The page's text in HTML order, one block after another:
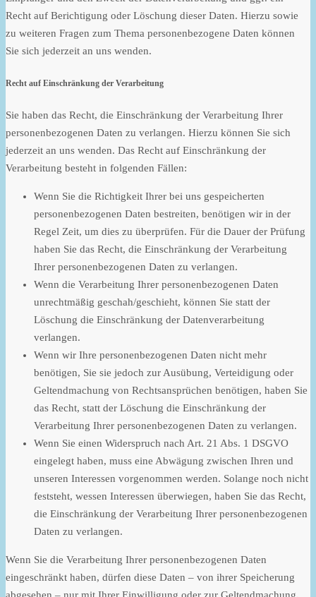
Recht auf Berichtigung oder Löschung dieser Daten. Hierzu sowie
zu weiteren Fragen zum Thema personenbezogene Daten können
Sie sich jederzeit an uns wenden.
Recht auf Einschränkung der Verarbeitung
Sie haben das Recht, die Einschränkung der Verarbeitung Ihrer
personenbezogenen Daten zu verlangen. Hierzu können Sie sich
jederzeit an uns wenden. Das Recht auf Einschränkung der
Verarbeitung besteht in folgenden Fällen:
Wenn Sie die Richtigkeit Ihrer bei uns gespeicherten
personenbezogenen Daten bestreiten, benötigen wir in der
Regel Zeit, um dies zu überprüfen. Für die Dauer der Prüfung
haben Sie das Recht, die Einschränkung der Verarbeitung
Ihrer personenbezogenen Daten zu verlangen.
Wenn die Verarbeitung Ihrer personenbezogenen Daten
unrechtmäßig geschah/geschieht, können Sie statt der
Löschung die Einschränkung der Datenverarbeitung
verlangen.
Wenn wir Ihre personenbezogenen Daten nicht mehr
benötigen, Sie sie jedoch zur Ausübung, Verteidigung oder
Geltendmachung von Rechtsansprüchen benötigen, haben Sie
das Recht, statt der Löschung die Einschränkung der
Verarbeitung Ihrer personenbezogenen Daten zu verlangen.
Wenn Sie einen Widerspruch nach Art. 21 Abs. 1 DSGVO
eingelegt haben, muss eine Abwägung zwischen Ihren und
unseren Interessen vorgenommen werden. Solange noch nicht
feststeht, wessen Interessen überwiegen, haben Sie das Recht,
die Einschränkung der Verarbeitung Ihrer personenbezogenen
Daten zu verlangen.
Wenn Sie die Verarbeitung Ihrer personenbezogenen Daten
eingeschränkt haben, dürfen diese Daten – von ihrer Speicherung